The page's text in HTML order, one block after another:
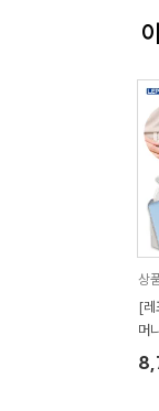
상
[레
머